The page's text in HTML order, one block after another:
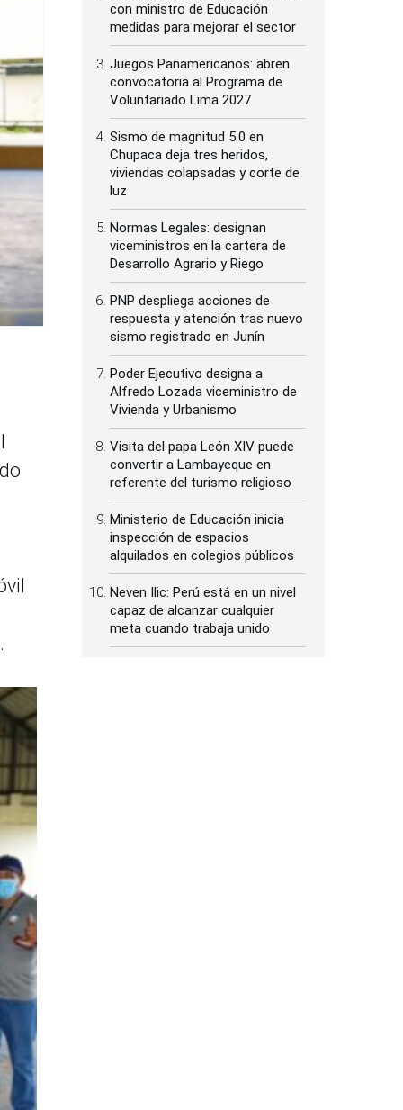
con ministro de Educación
medidas para mejorar el sector
Juegos Panamericanos: abren
convocatoria al Programa de
Voluntariado Lima 2027
Sismo de magnitud 5.0 en
Chupaca deja tres heridos,
viviendas colapsadas y corte de
luz
Normas Legales: designan
viceministros en la cartera de
Desarrollo Agrario y Riego
PNP despliega acciones de
respuesta y atención tras nuevo
sismo registrado en Junín
Poder Ejecutivo designa a
Alfredo Lozada viceministro de
Vivienda y Urbanismo
Visita del papa León XIV puede
convertir a Lambayeque en
referente del turismo religioso
Ministerio de Educación inicia
inspección de espacios
alquilados en colegios públicos
Neven Ilic: Perú está en un nivel
capaz de alcanzar cualquier
meta cuando trabaja unido